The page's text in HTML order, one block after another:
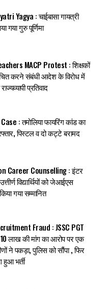
Yagya : चाईबासा गायत्री
गया गुरु पूर्णिमा
MACP Protest : शिक्षकों
करने संबंधी आदेश के विरोध में
प्रतिवाद
: तमोलिया फायरिंग कांड का
पिस्टल व दो कट्टे बरामद
Career Counselling : इंटर
विद्यार्थियों को जेआईएस
गया सम्मानित
Fraud : JSSC PGT
लाख की मांग का आरोप पर एक
ने पकड़ा, पुलिस को सौंपा , फिर
हुआ भर्ती